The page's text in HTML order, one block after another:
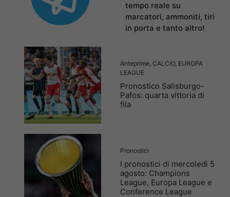
tempo reale su
marcatori, ammoniti, tiri
in porta e tanto altro!
Anteprime CALCIO, EUROPA
LEAGUE
Pronostico Salisburgo-
Pafos: quarta vittoria di
fila
Pronostici
I pronostici di mercoledì 5
agosto: Champions
League, Europa League e
Conference League